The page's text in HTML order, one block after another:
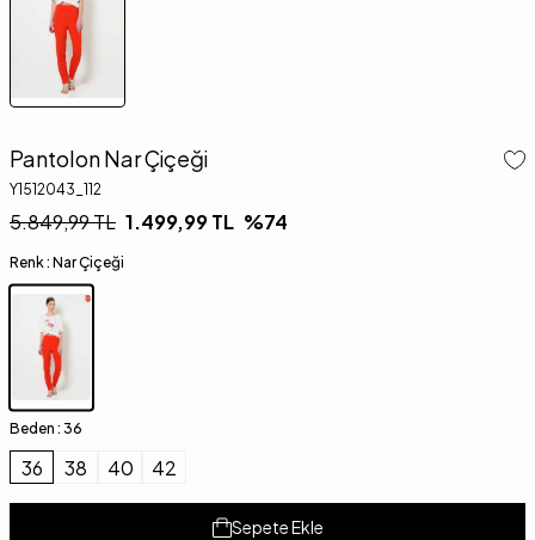
Pantolon Nar Çiçeği
Y1512043_112
5.849,99TL 1.499,99TL %74
Renk : Nar Çiçeği
Beden : 36
36 38 40 42
Sepete Ekle